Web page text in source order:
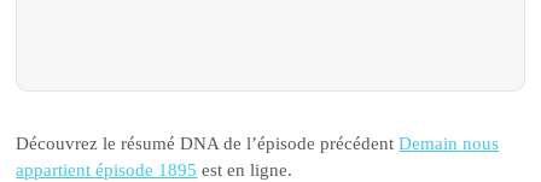
Découvrez le résumé DNA de l’épisode précédentDemain nous
appartient épisode 1895 est en ligne.